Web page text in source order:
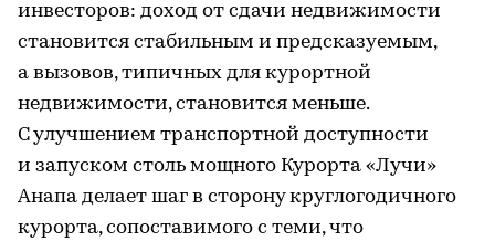
инвесторов: доход от сдачи недвижимости
становится стабильным и предсказуемым,
а вызовов, типичных для курортной
недвижимости, становится меньше.
С улучшением транспортной доступности
и запуском столь мощного Курорта «Лучи»
Анапа делает шаг в сторону круглогодичного
курорта, сопоставимого с теми, что